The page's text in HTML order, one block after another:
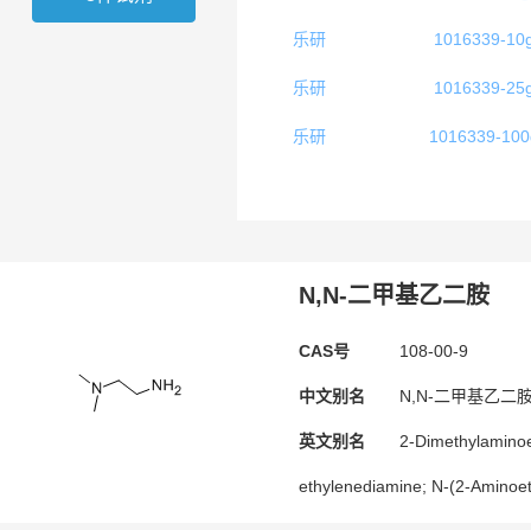
乐研 1016339-
乐研 1016339-
乐研 1016339-
N,N-二甲基乙二胺
CAS号 108-00-9
中文别名 N,N-二甲基乙二
英文别名 2-
ethylenediamine; N-(2-